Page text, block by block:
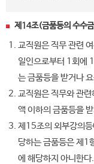
제14조(금품등의 수수
교직원은 직무 관련
일인으로부터 1회에
는 금품등을 받거나
교직원은 직무와 관
액 이하의 금품등을
제15조의 외부강의등
당하는 금품등은 제
에 해당하지 아니한다.